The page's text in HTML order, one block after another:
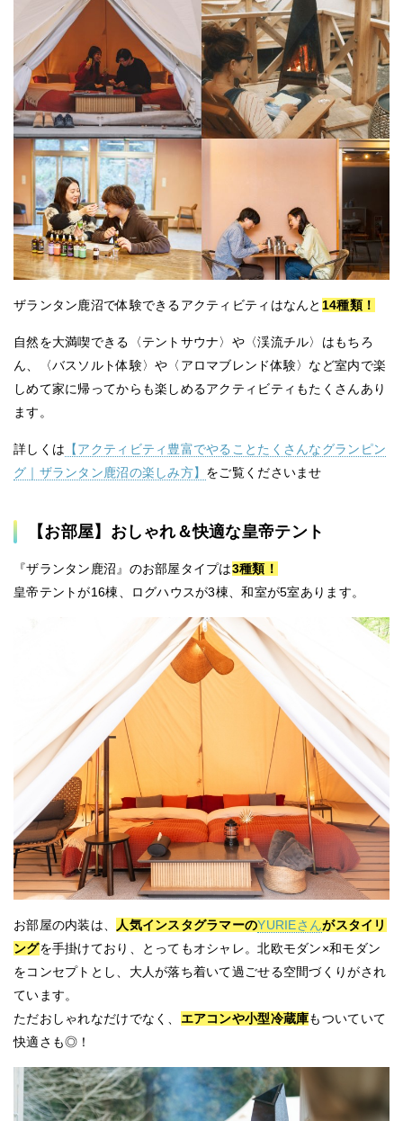
ザランタン鹿沼で体験できるアクティビティはなんと 14種類！
自然を大満喫できる〈テントサウナ〉や〈渓流チル〉はもちろ
ん、〈バスソルト体験〉や〈アロマブレンド体験〉など室内で楽
しめて家に帰ってからも楽しめるアクティビティもたくさんあり
ます。
詳しくは 【アクティビティ豊富でやることたくさんなグランピン
グ｜ザランタン鹿沼の楽しみ方】 をご覧くださいませ
【お部屋】おしゃれ＆快適な皇帝テント
『ザランタン鹿沼』のお部屋タイプは3種類！
皇帝テントが16棟、ログハウスが3棟、和室が5室あります。
お部屋の内装は、 人気インスタグラマーのYURIEさんがスタイリ
ングを手掛けており、とってもオシャレ。北欧モダン×和モダン
をコンセプトとし、大人が落ち着いて過ごせる空間づくりがされ
ています。
ただおしゃれなだけでなく、 エアコンや小型冷蔵庫もついていて
快適さも◎！